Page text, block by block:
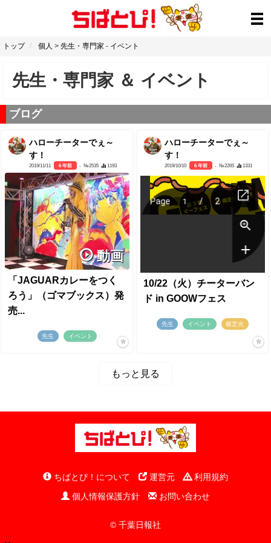
トップ 個人 > 先生・専門家 - イベント
先生・専門家 ＆ イベント
ブログ
ハローチーターでぇ～
す！
2019/11/11 6 年前 - №2535 1193
動画
「JAGUARカレーをつく
ろう」（ゴマブックス）発
売...
先生 イベント
ハローチーターでぇ～
す！
2019/10/10 6 年前 - №2265 1331
10/22（火）チーターバン
ド in GOOWフェス
先生 イベント 横芝光
もっと見る
ちばとぴ！について 運営元
利用規約
個人情報保護方針
お問い合わせ
© 千葉日報社